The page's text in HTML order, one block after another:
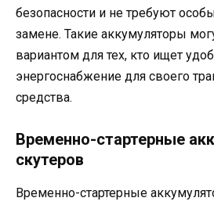
безопасности и не требуют
замене. Такие аккумуляторы
вариантом для тех, кто ищет
энергоснабжение для своего
средства.
Временно-стартерные
скутеров
Временно-стартерные